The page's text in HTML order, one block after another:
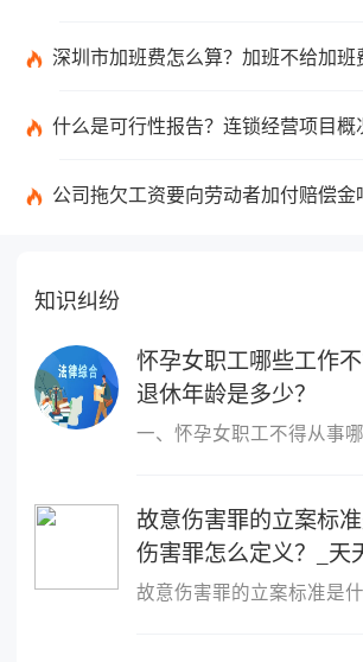
深圳市加班费怎么算？加班不给加班费应该怎么办
什么是可行性报告？连锁经营项目概况都有哪些内容？ 环球
公司拖欠工资要向劳动者加付赔偿金吗？拖欠工资仲裁时效期间是如何规定
知识纠纷
怀孕女职工哪些工作
退休年龄是多少？
故意伤害罪的立案标
伤害罪怎么定义？_天